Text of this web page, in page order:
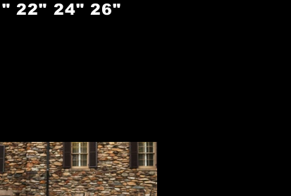
22" 24"26"